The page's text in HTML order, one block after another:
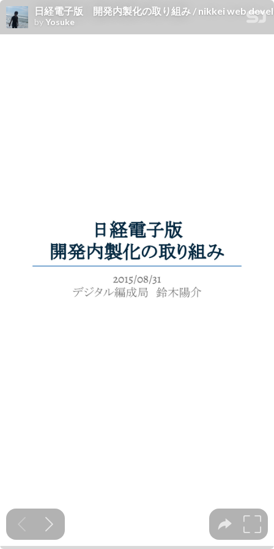
日経電子版 開発内製化の取り組み / nikkei web
byYosuke